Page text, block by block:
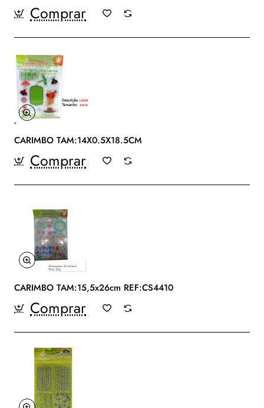
Comprar
CARIMBO TAM:14X0.5X18.5CM
Comprar
CARIMBO TAM:15,5x26cm REF:CS4410
Comprar